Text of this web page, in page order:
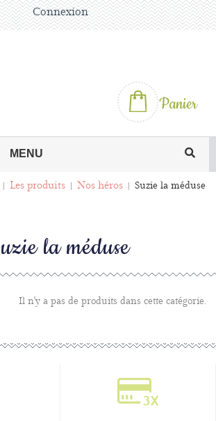
Connexion
Panier
MENU
Les produits Nos héros Suzie la méduse
la méduse
Il n'y a pas de produits dans cette catégorie.